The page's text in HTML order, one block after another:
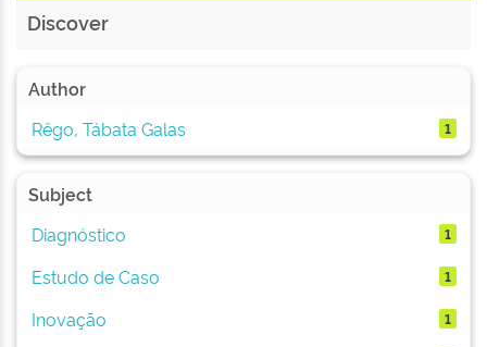
Discover
Author
Rêgo, Tábata Galas
1
Subject
Diagnóstico
1
Estudo de Caso 1
Inovação 1